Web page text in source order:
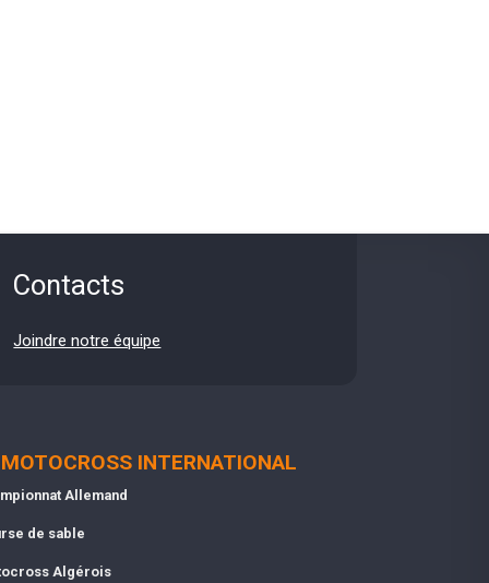
Contacts
Joindre notre équipe
MOTOCROSS INTERNATIONAL
Allemand
de sable
Algérois